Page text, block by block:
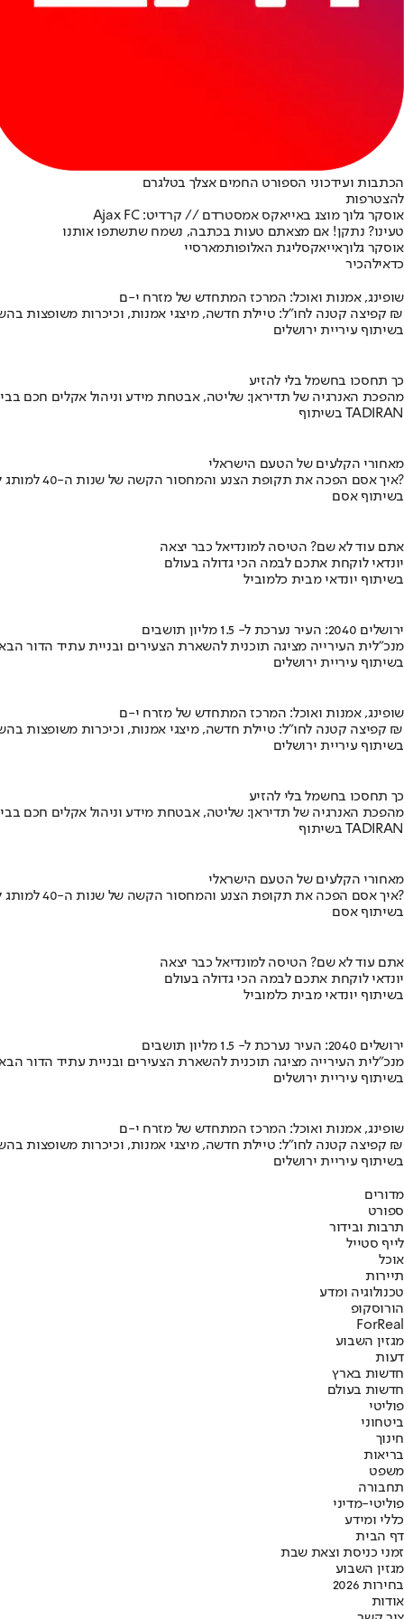
הכתבות ועידכוני הספורט החמים אצלך בטלגרם
להצטרפות
אוסקר גלוך מוצג באייאקס אמסטרדם // קרדיט: Ajax FC
טעינו? נתקן! אם מצאתם טעות בכתבה, נשמח שתשתפו אותנו
אוסקר גלוךאייאקסליגת האלופותמארסיי
כדאילהכיר
שופינג, אמנות ואוכל: המרכז המתחדש של מזרח י-ם
קפיצה קטנה לחו"ל: טיילת חדשה, מיצגי אמנות, וכיכרות משופצות בהשקעה של 100 מיליון ₪
בשיתוף עיריית ירושלים
כך תחסכו בחשמל בלי להזיע
מהפכת האנרגיה של תדיראן: שליטה, אבטחת מידע וניהול אקלים חכם
בשיתוף TADIRAN
מאחורי הקלעים של הטעם הישראלי
איך אסם הפכה את תקופת הצנע והמחסור הקשה של שנות ה-40 למותג לאומי?
בשיתוף אסם
אתם עוד לא שם? הטיסה למונדיאל כבר יצאה
יונדאי לוקחת אתכם לבמה הכי גדולה בעולם
בשיתוף יונדאי מבית כלמוביל
ירושלים 2040: העיר נערכת ל- 1.5 מליון תושבים
מנכ"לית העירייה מציגה תוכנית להשארת הצעירים ובניית עתיד הדור
בשיתוף עיריית ירושלים
שופינג, אמנות ואוכל: המרכז המתחדש של מזרח י-ם
קפיצה קטנה לחו"ל: טיילת חדשה, מיצגי אמנות, וכיכרות משופצות בהשקעה של 100 מיליון ₪
בשיתוף עיריית ירושלים
כך תחסכו בחשמל בלי להזיע
מהפכת האנרגיה של תדיראן: שליטה, אבטחת מידע וניהול אקלים חכם
בשיתוף TADIRAN
מאחורי הקלעים של הטעם הישראלי
איך אסם הפכה את תקופת הצנע והמחסור הקשה של שנות ה-40 למותג לאומי?
בשיתוף אסם
אתם עוד לא שם? הטיסה למונדיאל כבר יצאה
יונדאי לוקחת אתכם לבמה הכי גדולה בעולם
בשיתוף יונדאי מבית כלמוביל
ירושלים 2040: העיר נערכת ל- 1.5 מליון תושבים
מנכ"לית העירייה מציגה תוכנית להשארת הצעירים ובניית עתיד הדור
בשיתוף עיריית ירושלים
שופינג, אמנות ואוכל: המרכז המתחדש של מזרח י-ם
קפיצה קטנה לחו"ל: טיילת חדשה, מיצגי אמנות, וכיכרות משופצות בהשקעה של 100 מיליון ₪
בשיתוף עיריית ירושלים
מדורים
ספורט
תרבות ובידור
לייף סטייל
אוכל
תיירות
טכנולוגיה ומדע
הורוסקופ
ForReal
מגזין השבוע
דעות
חדשות בארץ
חדשות בעולם
פוליטי
ביטחוני
חינוך
בריאות
משפט
תחבורה
פוליטי-מדיני
כללי ומידע
דף הבית
זמני כניסת וצאת שבת
מגזין השבוע
בחירות 2026
אודות